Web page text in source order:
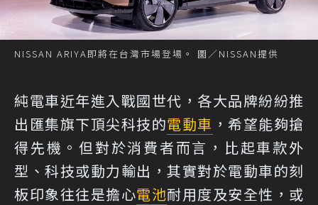
NISSAN ARIYA即將在台灣市場登場。 圖／NISSAN提供
純電車近年進入戰國世代，各大品牌紛紛推
出匯集旗下頂尖科技的電動車 ，希望能夠搶
得先機。但對於消費者而言，比起車款外
型、科技或動力輸出，其實對於電動車的刻
板印象往往是擔心電池耐用度及安全性，或